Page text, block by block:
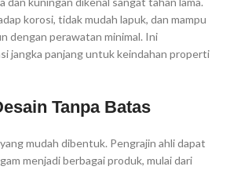
korosi, tidak mudah lapuk, dan mampu
dengan perawatan minimal. Ini
jangka panjang untuk keindahan properti
Tanpa Batas
mudah dibentuk. Pengrajin ahli dapat
menjadi berbagai produk, mulai dari